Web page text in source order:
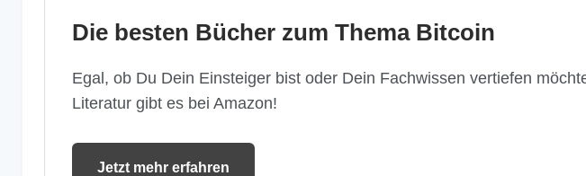
Die besten Bücher zum Thema Bitcoin
Egal, ob Du Dein Einsteiger bist oder Dein Fachwissen vertiefen
Literatur gibt es bei Amazon!
Jetzt mehr erfahren